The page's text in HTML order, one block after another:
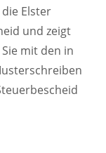
Elster
und zeigt
mit den in